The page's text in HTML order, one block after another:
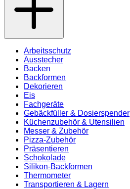
Arbeitsschutz
Ausstecher
Backen
Backformen
Dekorieren
Eis
Fachgeräte
Gebäckfüller & Dosierspender
Küchenzubehör & Utensilien
Messer & Zubehör
Pizza-Zubehör
Präsentieren
Schokolade
Silikon-Backformen
Thermometer
Transportieren & Lagern